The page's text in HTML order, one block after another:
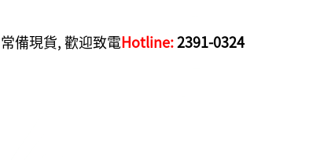
常備現貨, 歡迎致電Hotline:2391-0324